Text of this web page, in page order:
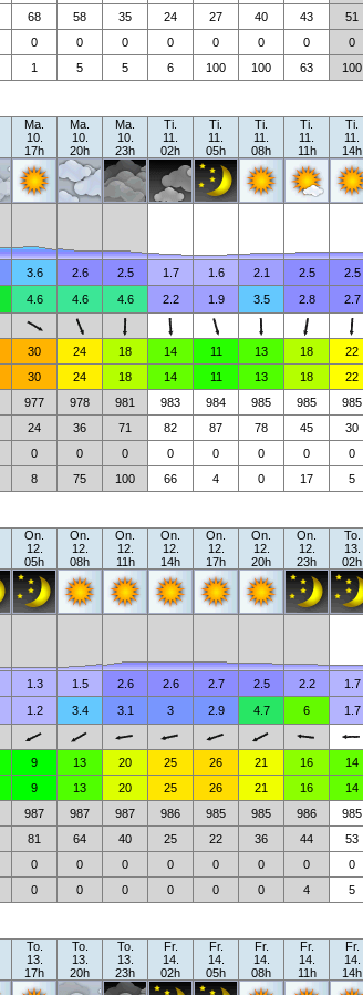
68 58 35 24 27 40 43 51
0 0 0 0 0 0 0 0
1 5 5 6 100 100 63 100
Ma.
10.
17h
Ma.
10.
20h
Ma.
10.
23h
Ti.
11.
02h
Ti.
11.
05h
Ti.
11.
08h
Ti.
11.
11h
Ti.
11.
14h
3.6 2.6 2.5 1.7 1.6 2.1 2.5 2.5
4.6 4.6 4.6 2.2 1.9 3.5 2.8 2.7
30 24 18 14 11 13 18 22
30 24 18 14 11 13 18 22
977 978 981 983 984 985 985 985
24 36 71 82 87 78 45 30
0 0 0 0 0 0 0 0
8 75 100 66 4 0 17 5
On.
12.
05h
On.
12.
08h
On.
12.
11h
On.
12.
14h
On.
12.
17h
On.
12.
20h
On.
12.
23h
To.
13.
02h
1.3 1.5 2.6 2.6 2.7 2.5 2.2 1.7
1.2 3.4 3.1 3 2.9 4.7 6 1.7
9 13 20 25 26 21 16 14
9 13 20 25 26 21 16 14
987 987 987 986 985 985 986 985
81 64 40 25 22 36 44 53
0 0 0 0 0 0 0 0
0 0 0 0 0 0 4 5
To.
13.
17h
To.
13.
20h
To.
13.
23h
Fr.
14.
02h
Fr.
14.
05h
Fr.
14.
08h
Fr.
14.
11h
Fr.
14.
14h